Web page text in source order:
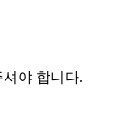
야 합니다.